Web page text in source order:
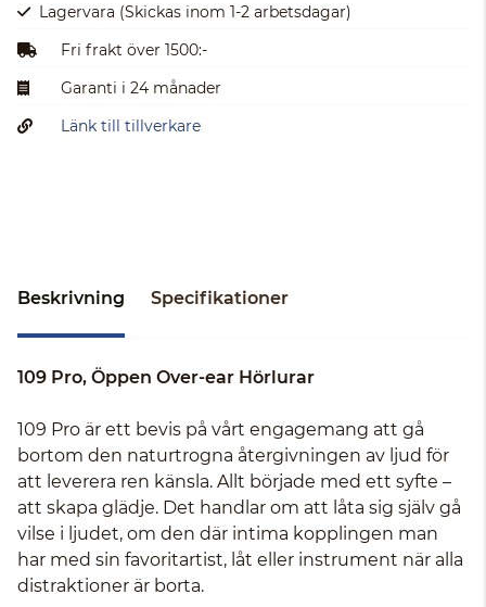
Lagervara (Skickas inom 1-2 arbetsdagar)
Fri frakt över 1500:-
Garanti i 24 månader
Länk till tillverkare
Beskrivning Specifikationer
109 Pro, Öppen Over-ear Hörlurar
109 Pro är ett bevis på vårt engagemang att gå
bortom den naturtrogna återgivningen av ljud för
att leverera ren känsla. Allt började med ett syfte –
att skapa glädje. Det handlar om att låta sig själv gå
vilse i ljudet, om den där intima kopplingen man
har med sin favoritartist, låt eller instrument när alla
distraktioner är borta.